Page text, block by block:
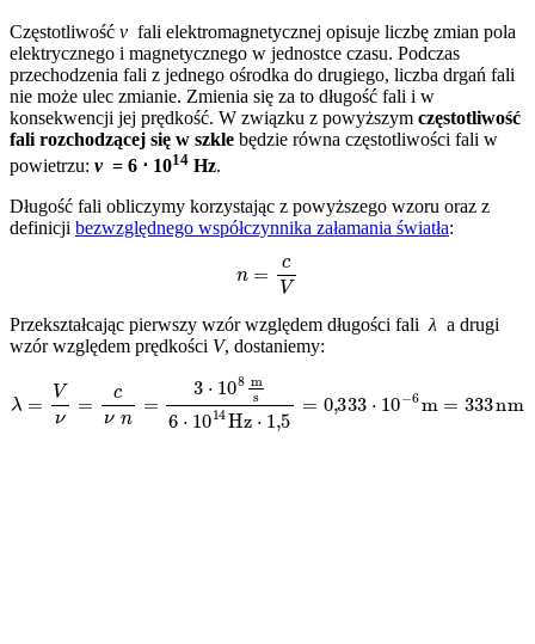
Częstotliwość ν fali elektromagnetycznej opisuje liczbę zmian pola
elektrycznego i magnetycznego w jednostce czasu. Podczas
przechodzenia fali z jednego ośrodka do drugiego, liczba drgań fali
nie może ulec zmianie. Zmienia się za to długość fali i w
konsekwencji jej prędkość. W związku z powyższym częstotliwość
fali rozchodzącej się w szkle będzie równa częstotliwości fali w
powietrzu: ν= 6 ⋅ 1014 Hz.
Długość fali obliczymy korzystając z powyższego wzoru oraz z
definicji bezwzględnego współczynnika załamania światła:
V
Przekształcając pierwszy wzór względem długości fali λ a drugi
wzór względem prędkości V, dostaniemy:
s6 1014Hz